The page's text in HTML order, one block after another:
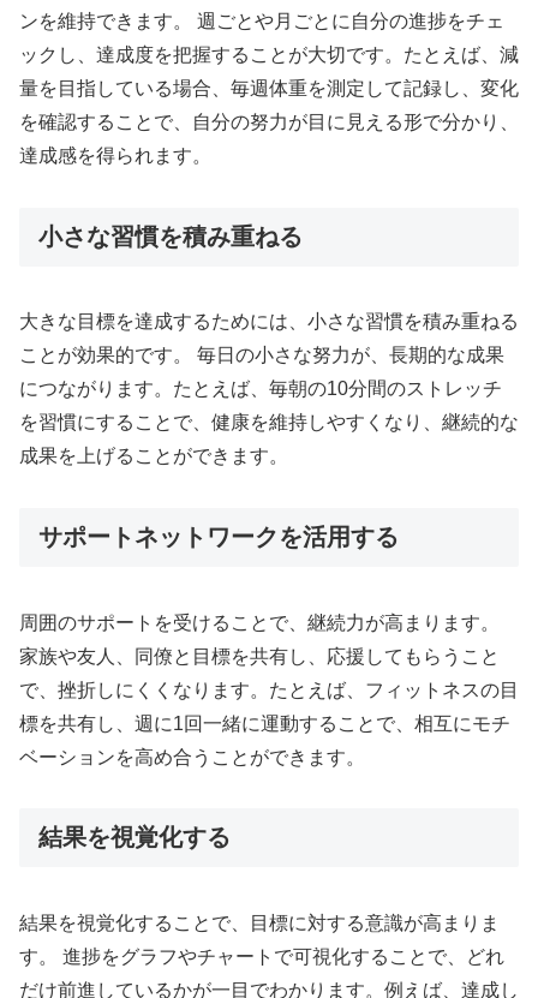
ンを維持できます。 週ごとや月ごとに自分の進捗をチェ
ックし、達成度を把握することが大切です。たとえば、減
量を目指している場合、毎週体重を測定して記録し、変化
を確認することで、自分の努力が目に見える形で分かり、
達成感を得られます。
小さな習慣を積み重ねる
大きな目標を達成するためには、小さな習慣を積み重ねる
ことが効果的です。 毎日の小さな努力が、長期的な成果
につながります。たとえば、毎朝の10分間のストレッチ
を習慣にすることで、健康を維持しやすくなり、継続的な
成果を上げることができます。
サポートネットワークを活用する
周囲のサポートを受けることで、継続力が高まります。
家族や友人、同僚と目標を共有し、応援してもらうこと
で、挫折しにくくなります。たとえば、フィットネスの目
標を共有し、週に1回一緒に運動することで、相互にモチ
ベーションを高め合うことができます。
結果を視覚化する
結果を視覚化することで、目標に対する意識が高まりま
す。 進捗をグラフやチャートで可視化することで、どれ
だけ前進しているかが一目でわかります。例えば、達成し